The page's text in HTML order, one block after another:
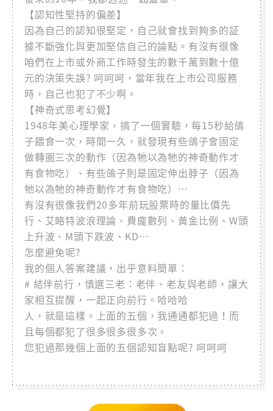
【認知性堅持的偏差】
因為自己的認知很堅定，自己就會找到夠多的証
據不斷強化與更加堅信自己的論點。有沒有很像
咱們在上市或外商工作時發生的數千萬到數十億
元的決策失誤? 呵呵呵，當年我在上市公司服務
時，自己也犯了不少啊。
【神奇式思考幻覺】
1948年美心理學家，搞了一個實驗，每15秒給鴿
子餵食一次，時間一久，就發現有些鴿子會固定
做轉圈三次的動作（因為牠以為牠的神奇動作才
有食物吃）、有些鴿子則是固定伸出脖子（因為
牠以為牠的神奇動作才有食物吃）…
有沒有很像我們20多年前玩股票時的量比價先
行、艾略特波浪理論、費龐數列、黃金比例、W頭
上升波、M頭下跌波、KD…
怎麼避免呢?
我的個人答案建議，出乎意料簡單：
# 結伴前行，慎選三老：老伴、老友與老師，讓大
家相互提醒，一起正向前行。哈哈哈
人，就是這樣。上面的五個，我通通都犯過！而
且每個都犯了很多很多很多次。
您犯過那幾個上面的五個認知盲點呢? 呵呵呵